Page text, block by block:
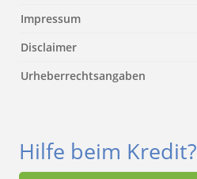
Impressum
Disclaimer
Urheberrechtsangaben
Hilfe beim Kredit?